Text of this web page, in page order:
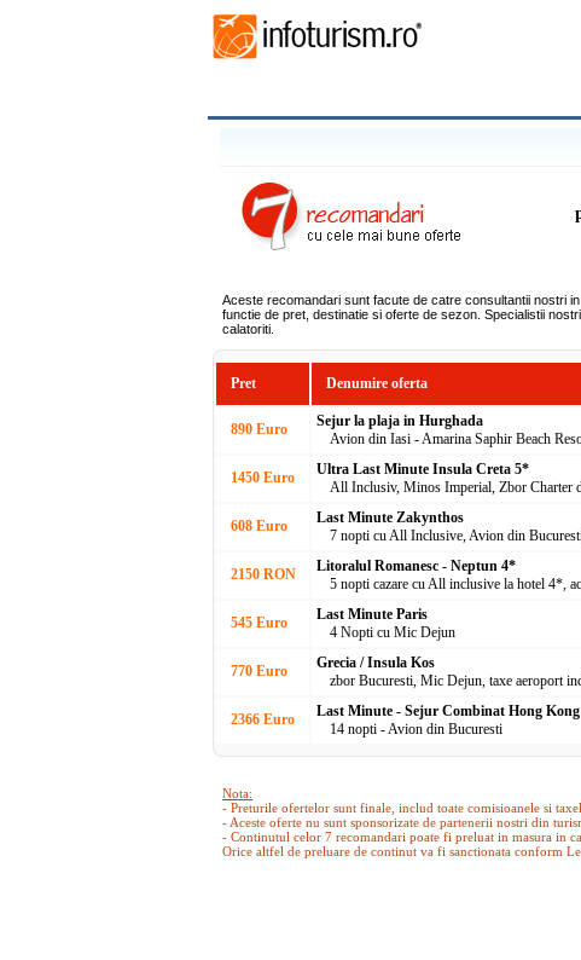
Aceste recomandari sunt facute de catre consultantii nostri
functie de pret, destinatie si oferte de sezon. Specialistii
calatoriti.
Pret Denumire oferta
890 Euro
Sejur la plaja in Hurghada
Avion din Iasi - Amarina Saphir Beach
1450 Euro
Ultra Last Minute Insula Creta 5*
All Inclusiv, Minos Imperial, Zbor Charter
608 Euro
Last Minute Zakynthos
7 nopti cu All Inclusive, Avion din
2150 RON
Litoralul Romanesc - Neptun 4*
5 nopti cazare cu All inclusive la hotel 4*,
545 Euro
Last Minute Paris
4 Nopti cu Mic Dejun
770 Euro
Grecia / Insula Kos
zbor Bucuresti, Mic Dejun, taxe aeroport
2366 Euro
Last Minute - Sejur Combinat Hong
14 nopti - Avion din Bucuresti
Nota:
- Preturile ofertelor sunt finale, includ toate comisioanele si
- Aceste oferte nu sunt sponsorizate de partenerii nostri din
- Continutul celor 7 recomandari poate fi preluat in masura in
Orice altfel de preluare de continut va fi sanctionata conform